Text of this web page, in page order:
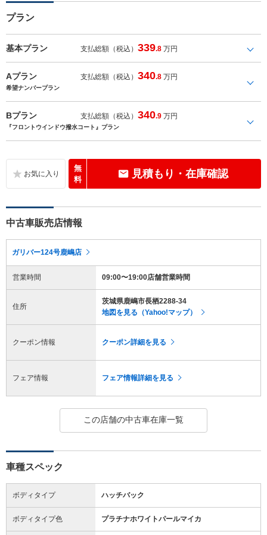
プラン
基本プラン 支払総額（税込）339.8 万円
Aプラン 支払総額（税込）340.8 万円
希望ナンバープラン
Bプラン 支払総額（税込）340.9 万円
『フロントウインドウ撥水コート』プラン
無
料
見積もり・在庫確認
中古車販売店情報
ガリバー124号鹿嶋店
営業時間 09:00〜19:00店舗営業時間
住所
茨城県鹿嶋市長栖2288-34
地図を見る（Yahoo!マップ）
クーポン情報 クーポン詳細を見る
フェア情報 フェア情報詳細を見る
この店舗の中古車在庫一覧
車種スペック
ボディタイプ ハッチバック
ボディタイプ色 プラチナホワイトパールマイカ